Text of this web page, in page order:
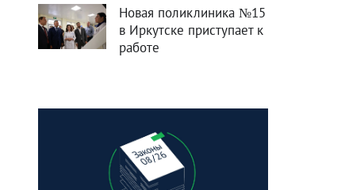
Новая поликлиника №15
в Иркутске приступает к
работе